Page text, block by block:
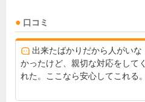
口コミ
出来たばかりだから人がいな
かったけど、親切な対応をしてく
れた。ここなら安心してこれる。